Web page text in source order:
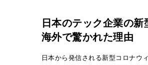
日本のテック企業の
海外で驚かれた理由
日本から発信される新型コロナウ